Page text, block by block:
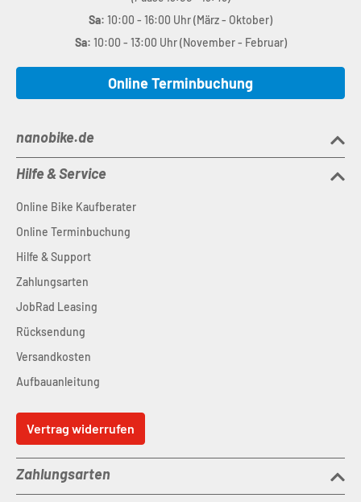
Sa: 10:00 - 16:00 Uhr (März - Oktober)
Sa: 10:00 - 13:00 Uhr (November - Februar)
Online Terminbuchung
nanobike.de
Hilfe & Service
Online Bike Kaufberater
Online Terminbuchung
Hilfe & Support
Zahlungsarten
JobRad Leasing
Rücksendung
Versandkosten
Aufbauanleitung
Vertrag widerrufen
Zahlungsarten